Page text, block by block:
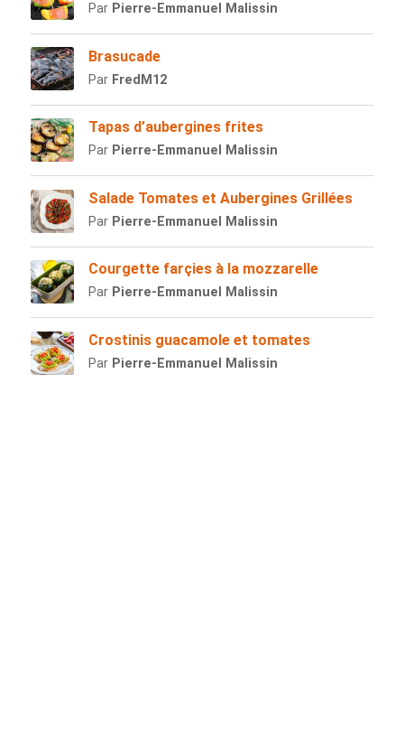
Par Pierre-Emmanuel Malissin
Brasucade
Par FredM12
Tapas d’aubergines frites
Par Pierre-Emmanuel Malissin
Salade Tomates et Aubergines Grillées
Par Pierre-Emmanuel Malissin
Courgette farçies à la mozzarelle
Par Pierre-Emmanuel Malissin
Crostinis guacamole et tomates
Par Pierre-Emmanuel Malissin